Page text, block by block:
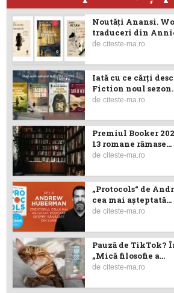
Noutăţi Anansi.
traduceri din
deciteste-ma.ro
Iată cu ce cărţi
Fiction noul
deciteste-ma.ro
Premiul Booker
13 romane rămase...
deciteste-ma.ro
„Protocols“ de
cea mai așteptată...
deciteste-ma.ro
Pauză de TikTok?
„Mică filosofie a...
deciteste-ma.ro